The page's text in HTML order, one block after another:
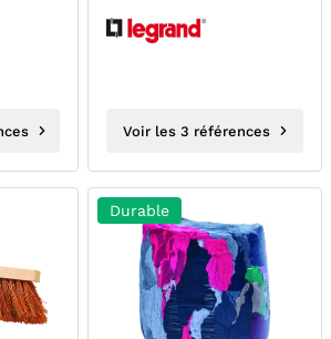
Voir les 3 références
Durable